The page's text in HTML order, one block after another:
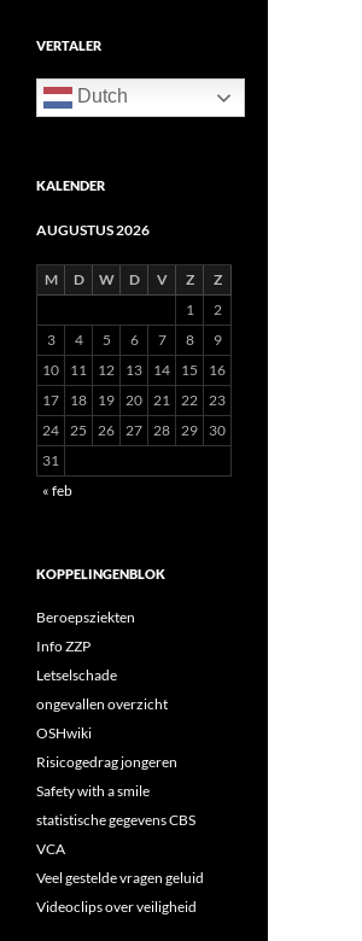
VERTALER
Dutch
KALENDER
AUGUSTUS 2026
M D W D V Z
Z
1
2
3
4 5 6 7 8
9
10
11 12 13 14 15
16
17
18 19 20 21 22
23
24
25 26 27 28 29
30
31
« feb
KOPPELINGENBLOK
Beroepsziekten
Info ZZP
Letselschade
ongevallen overzicht
OSHwiki
Risicogedrag jongeren
Safety with a smile
statistische gegevens CBS
VCA
Veel gestelde vragen geluid
Videoclips over veiligheid